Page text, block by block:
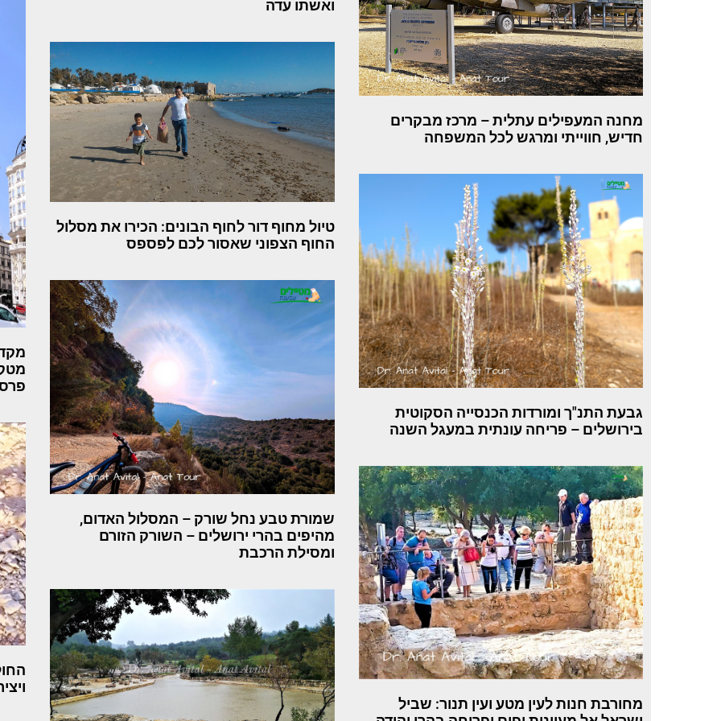
מחנה המעפילים עתלית – מרכז מבקרים
חדיש, חווייתי ומרגש לכל המשפחה
ואשתו עדה
גבעת התנ"ך ומורדות הכנסייה הסקוטית
בירושלים – פריחה עונתית במעגל השנה
טיול מחוף דור לחוף הבונים: הכירו את מסלול
החוף הצפוני שאסור לכם לפספס
מחורבת חנות לעין מטע ועין תנור: שביל
שמורת טבע נחל שורק – המסלול האדום,
מהיפים בהרי ירושלים – השורק הזורם
ומסילת הרכבת